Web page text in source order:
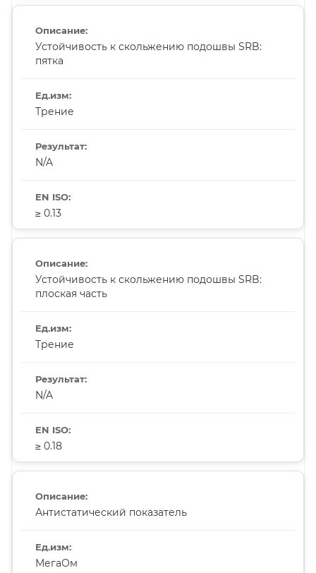
Устойчивость к скольжению подошвы SRB:
пятка
Трение
N/A
≥ 0.13
Устойчивость к скольжению подошвы SRB:
плоская часть
Трение
N/A
≥ 0.18
Антистатический показатель
МегаОм